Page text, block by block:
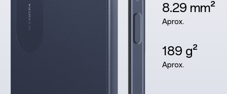
8.29 mm²
Aprox.
189 g²
Aprox.